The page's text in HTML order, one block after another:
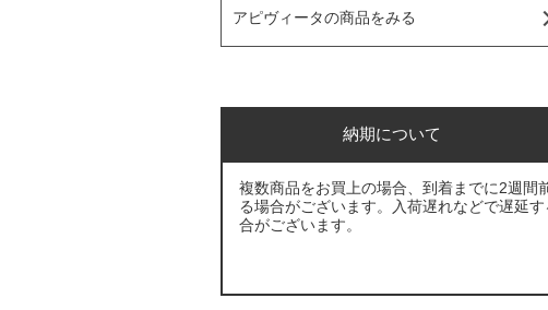
アピヴィータの商品をみる
納期について
複数商品をお買上の場合、到着までに2週間
る場合がございます。入荷遅れなどで遅延
合がございます。